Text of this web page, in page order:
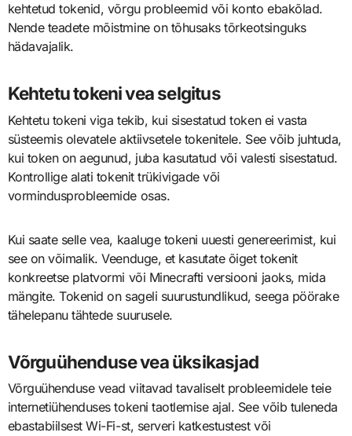
kehtetud tokenid, võrgu probleemid või konto ebakõlad.
Nende teadete mõistmine on tõhusaks tõrkeotsinguks
hädavajalik.
Kehtetu tokeni vea selgitus
Kehtetu tokeni viga tekib, kui sisestatud token ei vasta
süsteemis olevatele aktiivsetele tokenitele. See võib juhtuda,
kui token on aegunud, juba kasutatud või valesti sisestatud.
Kontrollige alati tokenit trükivigade või
vormindusprobleemide osas.
Kui saate selle vea, kaaluge tokeni uuesti genereerimist, kui
see on võimalik. Veenduge, et kasutate õiget tokenit
konkreetse platvormi või Minecrafti versiooni jaoks, mida
mängite. Tokenid on sageli suurustundlikud, seega pöörake
tähelepanu tähtede suurusele.
Võrguühenduse vea üksikasjad
Võrguühenduse vead viitavad tavaliselt probleemidele teie
internetiühenduses tokeni taotlemise ajal. See võib tuleneda
ebastabiilsest Wi-Fi-st, serveri katkestustest või